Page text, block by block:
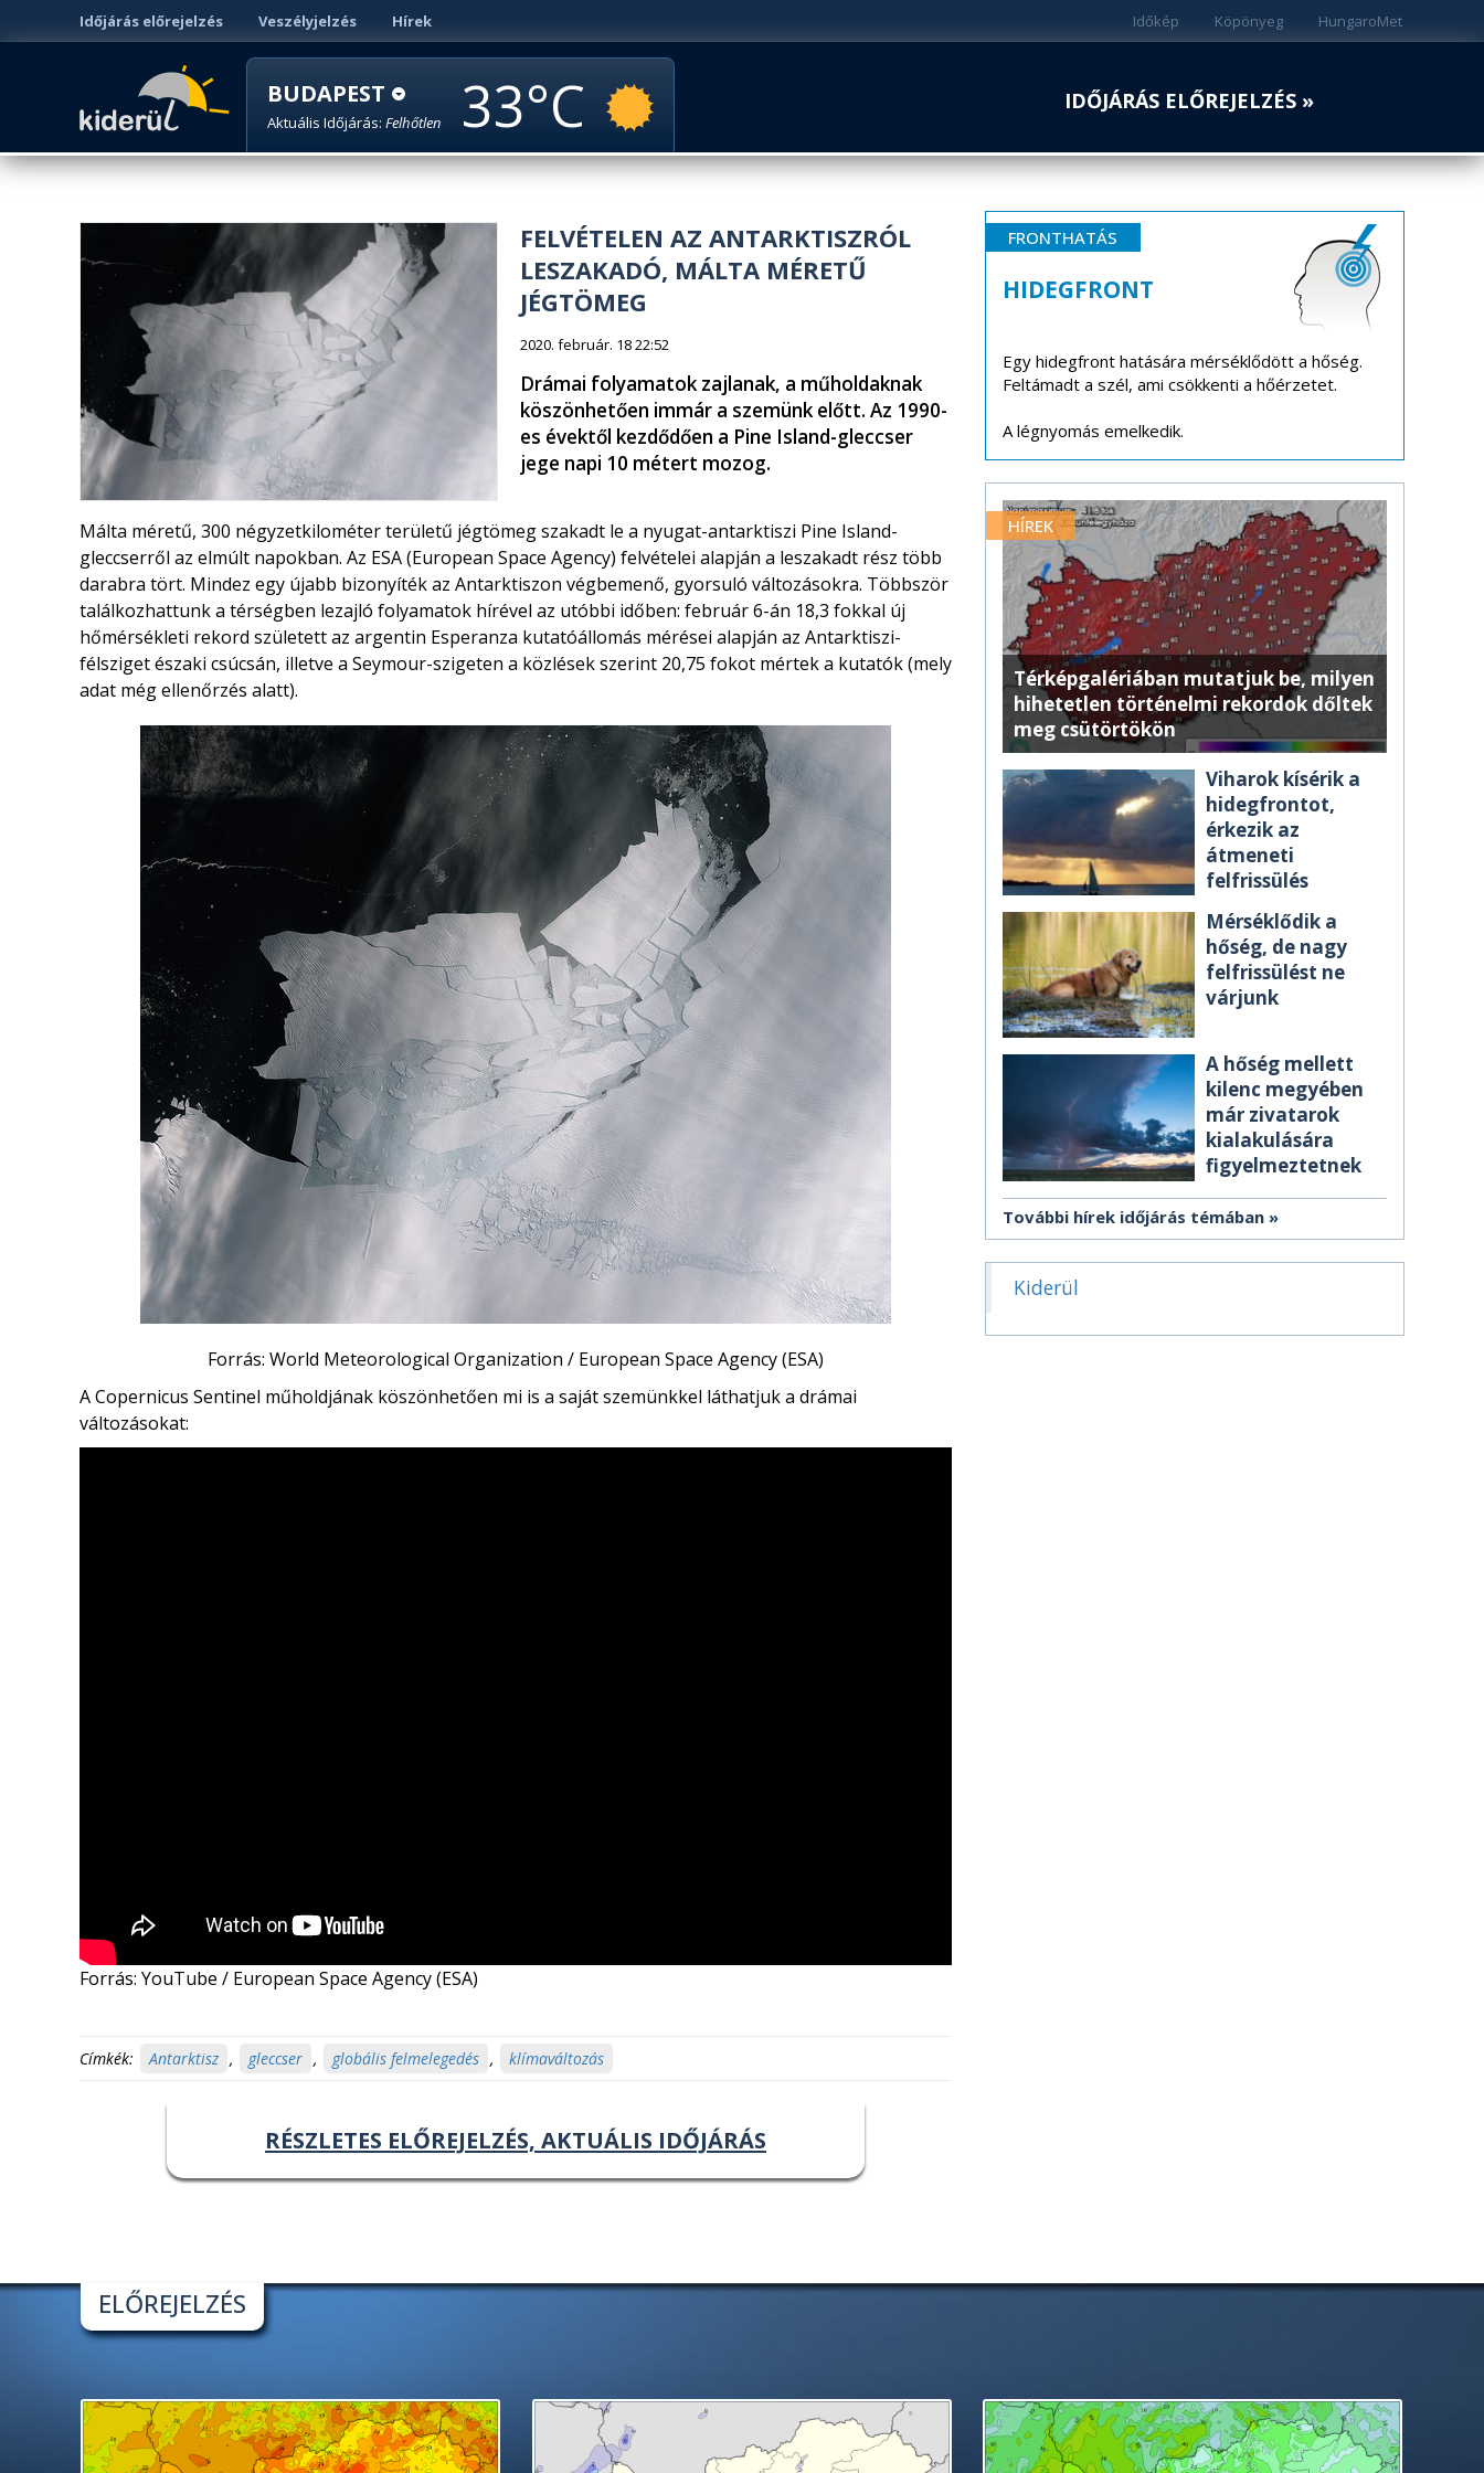
Időjárás előrejelzés Veszélyjelzés Hírek HungaroMet
Köpönyeg
Időkép
BUDAPEST
Aktuális Időjárás: Felhőtlen 33 IDŐJÁRÁS ELŐREJELZÉS »
FELVÉTELEN AZ ANTARKTISZRÓL
LESZAKADÓ, MÁLTA MÉRETŰ
JÉGTÖMEG
2020. február. 18 22:52
Drámai folyamatok zajlanak, a műholdaknak
köszönhetően immár a szemünk előtt. Az 1990-
es évektől kezdődően a Pine Island-gleccser
jege napi 10 métert mozog.
Málta méretű, 300 négyzetkilométer területű jégtömeg szakadt le a nyugat-antarktiszi Pine Island-
gleccserről az elmúlt napokban. Az ESA (European Space Agency) felvételei alapján a leszakadt rész több
darabra tört. Mindez egy újabb bizonyíték az Antarktiszon végbemenő, gyorsuló változásokra. Többször
találkozhattunk a térségben lezajló folyamatok hírével az utóbbi időben: február 6-án 18,3 fokkal új
hőmérsékleti rekord született az argentin Esperanza kutatóállomás mérései alapján az Antarktiszi-
félsziget északi csúcsán, illetve a Seymour-szigeten a közlések szerint 20,75 fokot mértek a kutatók (mely
adat még ellenőrzés alatt).
Forrás: World Meteorological Organization / European Space Agency (ESA)
A Copernicus Sentinel műholdjának köszönhetően mi is a saját szemünkkel láthatjuk a drámai
változásokat:
Forrás: YouTube / European Space Agency (ESA)
Címkék: Antarktisz , gleccser , globális felmelegedés , klímaváltozás
RÉSZLETES ELŐREJELZÉS, AKTUÁLIS IDŐJÁRÁS
FRONTHATÁS
HIDEGFRONT
Egy hidegfront hatására mérséklődött a hőség.
Feltámadt a szél, ami csökkenti a hőérzetet.
A légnyomás emelkedik.
HÍREK
Térképgalériában mutatjuk be, milyen
hihetetlen történelmi rekordok dőltek
meg csütörtökön
Viharok kísérik a
hidegfrontot,
érkezik az
átmeneti
felfrissülés
Mérséklődik a
hőség, de nagy
felfrissülést ne
várjunk
A hőség mellett
kilenc megyében
már zivatarok
kialakulására
figyelmeztetnek
További hírek időjárás témában
Kiderül
ELŐREJELZÉS